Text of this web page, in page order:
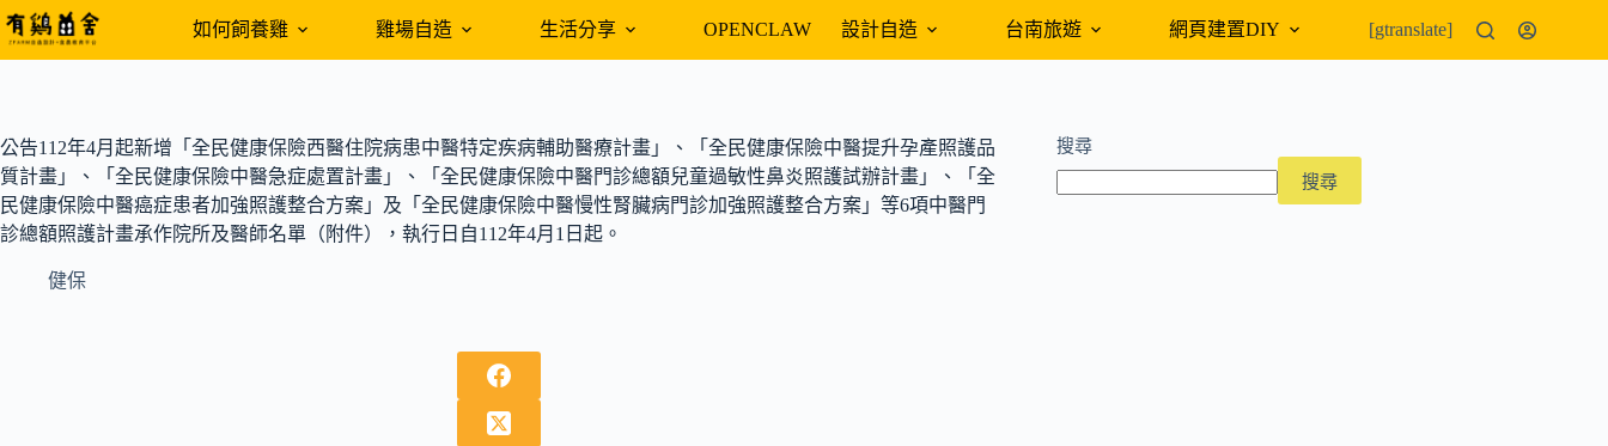
跳
至
容
如何飼養雞 雞場自造 生活分享 OPENCLAW 設計自造 台南旅遊 網頁建置DIY 外幣匯率
[gtranslate]
公告112年4月起新增「全民健康保險西醫住院病患中醫特定疾病輔助醫療計畫」、「全民健康保險中醫提升孕產照護品
質計畫」、「全民健康保險中醫急症處置計畫」、「全民健康保險中醫門診總額兒童過敏性鼻炎照護試辦計畫」、「全
民健康保險中醫癌症患者加強照護整合方案」及「全民健康保險中醫慢性腎臟病門診加強照護整合方案」等6項中醫門
診總額照護計畫承作院所及醫師名單（附件），執行日自112年4月1日起。
健保
搜尋
搜尋